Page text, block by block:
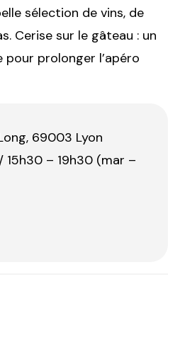
sélection de vins, de
Cerise sur le gâteau : un
prolonger l’apéro
69003 Lyon
15h30 – 19h30 (mar –